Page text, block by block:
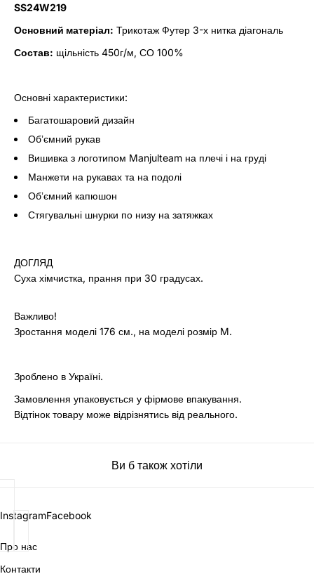
SS24W219
Основний матеріал: Трикотаж Футер 3-х нитка діагональ
Состав: щільність 450г/м, СО 100%
Основні характеристики:
Багатошаровий дизайн
Обʼємний рукав
Вишивка з логотипом Manjulteam на плечі і на груді
Манжети на рукавах та на подолі
Обʼємний капюшон
Стягувальні шнурки по низу на затяжках
ДОГЛЯД
Суха хімчистка, прання при 30 градусах.
Важливо!
Зростання моделі 176 см., на моделі розмір M.
Зроблено в Україні.
Замовлення упаковується у фірмове впакування.
Відтінок товару може відрізнятись від реального.
Ви б також хотіли
InstagramFacebook
Про нас
Контакти